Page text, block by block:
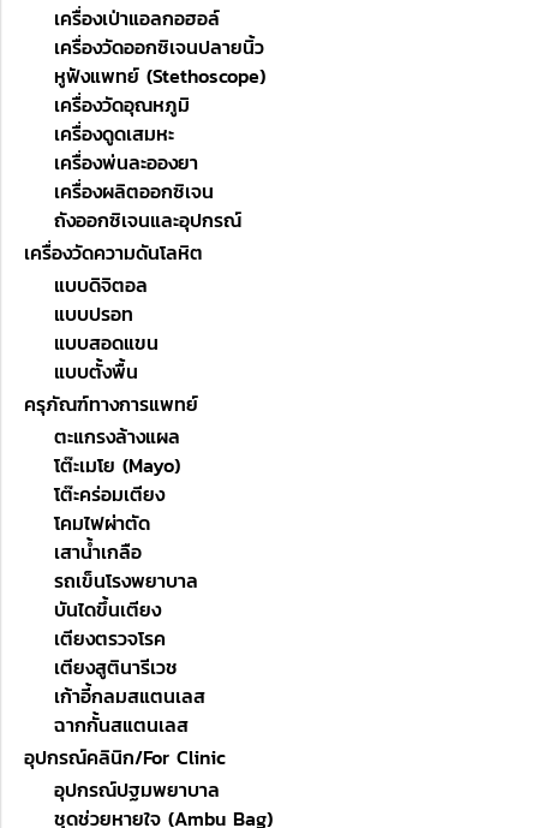
เครื่องเป่าแอลกอฮอล์
เครื่องวัดออกซิเจนปลายนิ้ว
หูฟังแพทย์ (Stethoscope)
เครื่องวัดอุณหภูมิ
เครื่องดูดเสมหะ
เครื่องพ่นละอองยา
เครื่องผลิตออกซิเจน
ถังออกซิเจนและอุปกรณ์
เครื่องวัดความดันโลหิต
แบบดิจิตอล
แบบปรอท
แบบสอดแขน
แบบตั้งพื้น
ครุภัณฑ์ทางการแพทย์
ตะแกรงล้างแผล
โต๊ะเมโย (Mayo)
โต๊ะคร่อมเตียง
โคมไฟผ่าตัด
เสาน้ำเกลือ
รถเข็นโรงพยาบาล
บันไดขึ้นเตียง
เตียงตรวจโรค
เตียงสูตินารีเวช
เก้าอี้กลมสแตนเลส
ฉากกั้นสแตนเลส
อุปกรณ์คลินิก/For Clinic
อุปกรณ์ปฐมพยาบาล
ชุดช่วยหายใจ (Ambu Bag)